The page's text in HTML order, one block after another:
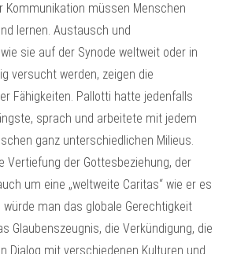
Kommunikation müssen Menschen
lernen. Austausch und
sie auf der Synode weltweit oder in
versucht werden, zeigen die
Fähigkeiten. Pallotti hatte jedenfalls
sprach und arbeitete mit jedem
ganz unterschiedlichen Milieus.
Vertiefung der Gottesbeziehung, der
um eine „weltweite Caritas“ wie er es
man das globale Gerechtigkeit
Glaubenszeugnis, die Verkündigung, die
Dialog mit verschiedenen Kulturen und